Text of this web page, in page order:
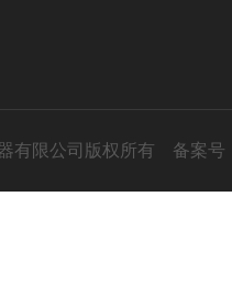
有限公司版权所有 备案号